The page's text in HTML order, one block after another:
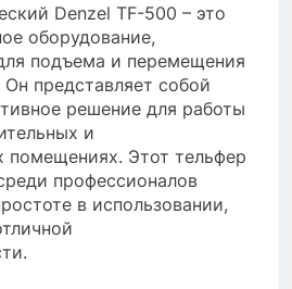
Denzel TF-500 – это
оборудование,
подъема и перемещения
Он представляет собой
решение для работы
и
помещениях. Этот тельфер
профессионалов
в использовании,